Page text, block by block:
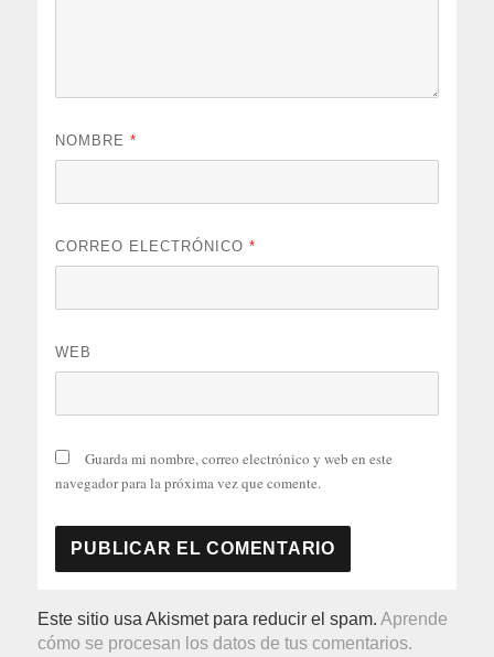
NOMBRE*
CORREO ELECTRÓNICO*
WEB
Guarda mi nombre, correo electrónico y web en este
navegador para la próxima vez que comente.
Este sitio usa Akismet para reducir el spam.Aprende
cómo se procesan los datos de tus comentarios.